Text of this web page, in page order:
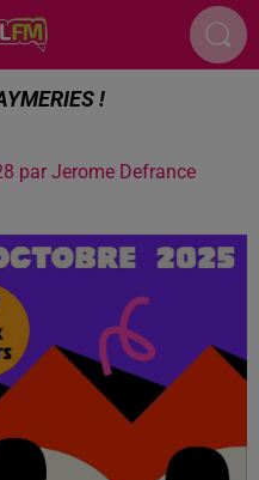
!
par Jerome Defrance